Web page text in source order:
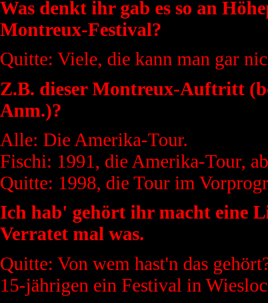
Was denkt ihr gab es so an
Montreux-Festival?
Quitte: Viele, die kann man gar
Z.B. dieser Montreux-Auftritt
Anm.)?
Alle: Die Amerika-Tour.
Fischi: 1991, die Amerika-Tour,
Quitte: 1998, die Tour im
Ich hab' gehört ihr macht eine
Verratet mal was.
Quitte: Von wem hast'n das
15-jährigen ein Festival in